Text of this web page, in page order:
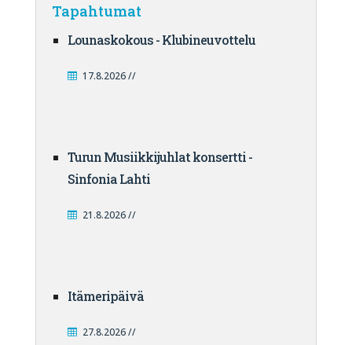
Tapahtumat
Lounaskokous - Klubineuvottelu
17.8.2026 //
Turun Musiikkijuhlat konsertti -
Sinfonia Lahti
21.8.2026 //
Itämeripäivä
27.8.2026 //